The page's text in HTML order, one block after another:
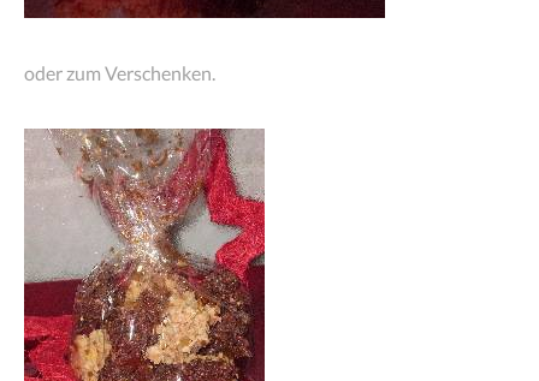
oder zum Verschenken.